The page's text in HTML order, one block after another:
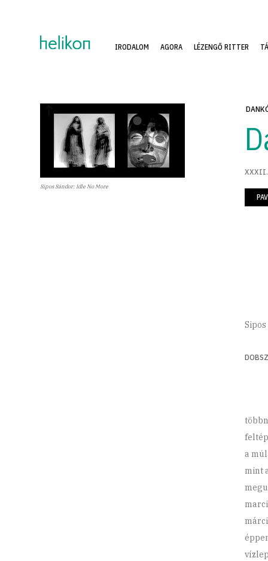
IRODALOM AGORA LÉZENGŐ RITTER
Sipos Sándor: Idle No More
XXXII.
a
mint